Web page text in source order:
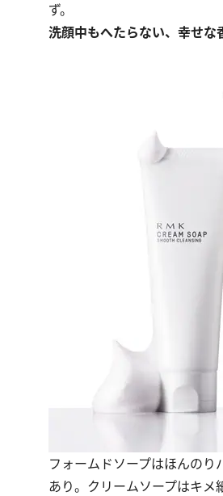
ず。
洗顔中もへたらない、幸せな
フォームドソープはほんのり
あり。クリームソープはキメ